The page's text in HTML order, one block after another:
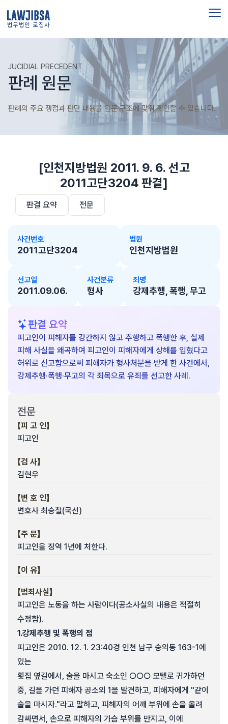
법무법인 로집사
JUCIDIAL PRECEDENT
판례 원문
판례의 주요 쟁점과 판단 내용을 원문 구조에 맞춰 확인할 수 있습니다.
[인천지방법원 2011. 9. 6. 선고
2011고단3204 판결]
판결 요약 전문
사건번호
2011고단3204
법원
인천지방법원
선고일
2011.09.06.
사건분류
형사
죄명
강제추행, 폭행, 무고
판결 요약
피고인이 피해자를 강간하지 않고 추행하고 폭행한 후, 실제
피해 사실을 왜곡하여 피고인이 피해자에게 상해를 입혔다고
허위로 신고함으로써 피해자가 형사처분을 받게 한 사건에서,
강제추행·폭행·무고의 각 죄목으로 유죄를 선고한 사례.
전문
【피 고 인】
피고인
【검 사】
김현우
【변 호 인】
변호사 최승철(국선)
【주 문】
피고인을 징역 1년에 처한다.
【이 유】
【범죄사실】
피고인은 노동을 하는 사람이다(공소사실의 내용은 적절히
수정함).
1.강제추행 및 폭행의 점
피고인은 2010. 12. 1. 23:40경 인천 남구 숭의동 163-1에
있는
횟집 옆길에서, 술을 마시고 숙소인 ○○○ 모텔로 귀가하던
중, 길을 가던 피해자 공소외 1을 발견하고, 피해자에게 "같이
술을 마시자."라고 말하고, 피해자의 어깨 부위에 손을 올려
감싸면서, 손으로 피해자의 가슴 부위를 만지고, 이에